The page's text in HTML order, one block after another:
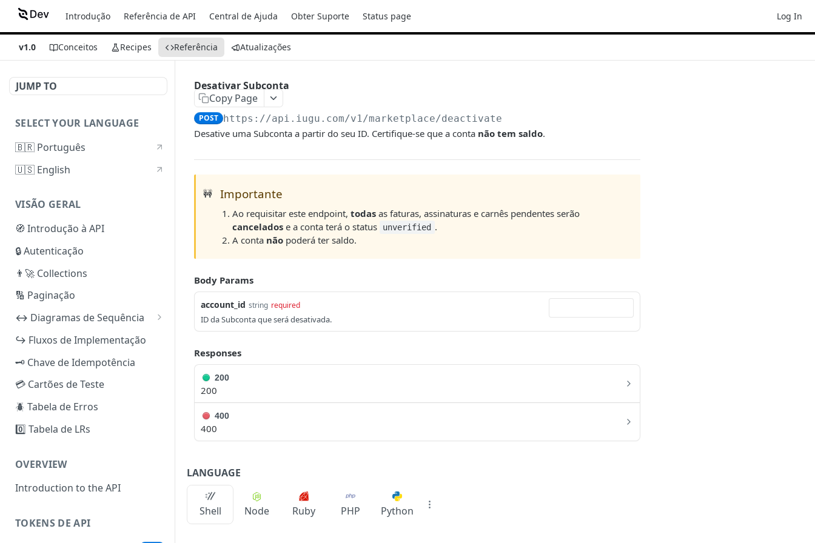
Introdução Referência de API Central de Ajuda Obter Suporte Status page Log In
v1.0 Conceitos Recipes Referência Atualizações
JUMP TO
SELECT YOUR LANGUAGE
🇧🇷 Português
🇺🇸 English
VISÃO GERAL
🧭 Introdução à API
🔒 Autenticação
👨‍🚀 Collections
🔢 Paginação
↔️ Diagramas de Sequência
iuguCobrança
Reembolso [Boleto Bancário
iuguRecorrência
Transparente)
Cartão de Crédito (Checkout
Checkout iugu (todos os
métodos)
iuguBaaS
PIX/TED Out
iuguSplit
↪️ Fluxos de Implementação
🗝️ Chave de Idempotência
💳 Cartões de Teste
🪲 Tabela de Erros
0️⃣ Tabela de LRs
OVERVIEW
Introduction to the API
TOKENS DE API
Desativar Subconta
Copy Page
POST https://api.iugu.com/v1/marketplace/deactivate
Desative uma Subconta a partir do seu ID. Certifique-se que a conta não tem saldo.
🚧 Importante
Ao requisitar este endpoint, todasas faturas, assinaturas e carnês pendentes serão
canceladose a conta terá o status unverified .
A conta nãopoderá ter saldo.
Body Params
account_id string required
ID da Subconta que será desativada.
Responses
200
200
400
400
LANGUAGE
Shell Node Ruby PHP Python